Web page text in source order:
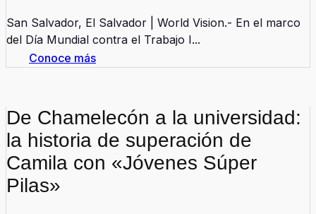
San Salvador, El Salvador | World Vision.- En el marco
del Día Mundial contra el Trabajo I...
Conoce más
De Chamelecón a la universidad:
la historia de superación de
Camila con «Jóvenes Súper
Pilas»